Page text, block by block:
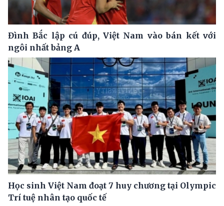
Đình Bắc lập cú đúp, Việt Nam vào bán kết với
ngôi nhất bảng A
Học sinh Việt Nam đoạt 7 huy chương tại Olympic
Trí tuệ nhân tạo quốc tế